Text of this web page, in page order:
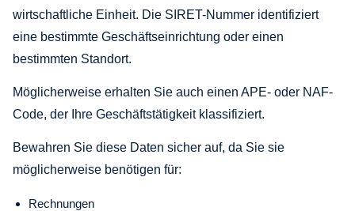
wirtschaftliche Einheit. Die SIRET-Nummer identifiziert
eine bestimmte Geschäftseinrichtung oder einen
bestimmten Standort.
Möglicherweise erhalten Sie auch einen APE- oder NAF-
Code, der Ihre Geschäftstätigkeit klassifiziert.
Bewahren Sie diese Daten sicher auf, da Sie sie
möglicherweise benötigen für:
Rechnungen